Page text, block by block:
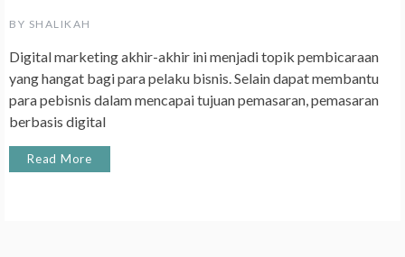
BY SHALIKAH
Digital marketing akhir-akhir ini menjadi topik pembicaraan
yang hangat bagi para pelaku bisnis. Selain dapat membantu
para pebisnis dalam mencapai tujuan pemasaran, pemasaran
berbasis digital
Read More